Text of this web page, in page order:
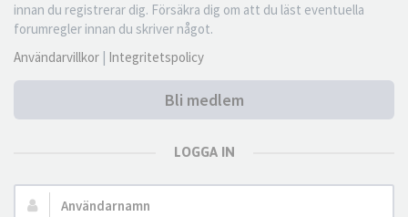
innan du registrerar dig. Försäkra dig om att du läst eventuella
forumregler innan du skriver något.
Användarvillkor | Integritetspolicy
Bli medlem
LOGGA IN
Användarnamn: